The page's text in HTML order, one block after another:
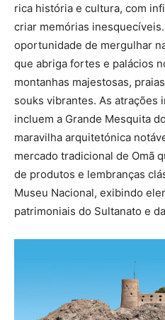
rica história e cultura, com
criar memórias
oportunidade de mergulhar
que abriga fortes e palácios
montanhas majestosas,
souks vibrantes. As atrações
incluem a Grande Mesquita
maravilha arquitetónica
mercado tradicional de Omã
de produtos e lembranças
Museu Nacional, exibindo
patrimoniais do Sultanato e